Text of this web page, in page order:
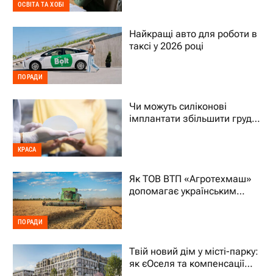
ОСВІТА ТА ХОБІ
ПОРАДИ
Найкращі авто для роботи в
таксі у 2026 році
КРАСА
Чи можуть силіконові
імплантати збільшити груди
ПОРАДИ
Як ТОВ ВТП «Агротехмаш»
допомагає українським
Твій новий дім у місті-парку:
як єОселя та компенсації